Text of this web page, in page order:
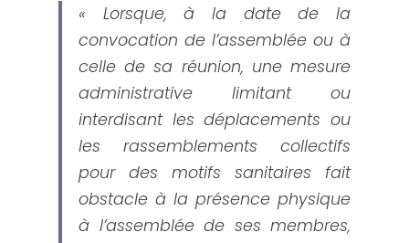
« Lorsque, à la date de la
convocation de l’assemblée ou à
celle de sa réunion, une mesure
administrative limitant ou
interdisant les déplacements ou
les rassemblements collectifs
pour des motifs sanitaires fait
obstacle à la présence physique
à l’assemblée de ses membres,